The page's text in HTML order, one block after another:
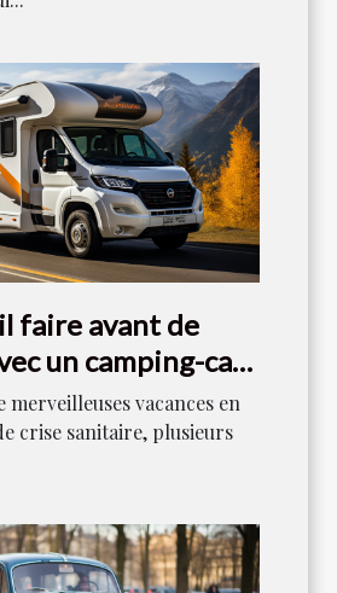
faire avant de
un camping-car
merveilleuses vacances en
crise sanitaire, plusieurs